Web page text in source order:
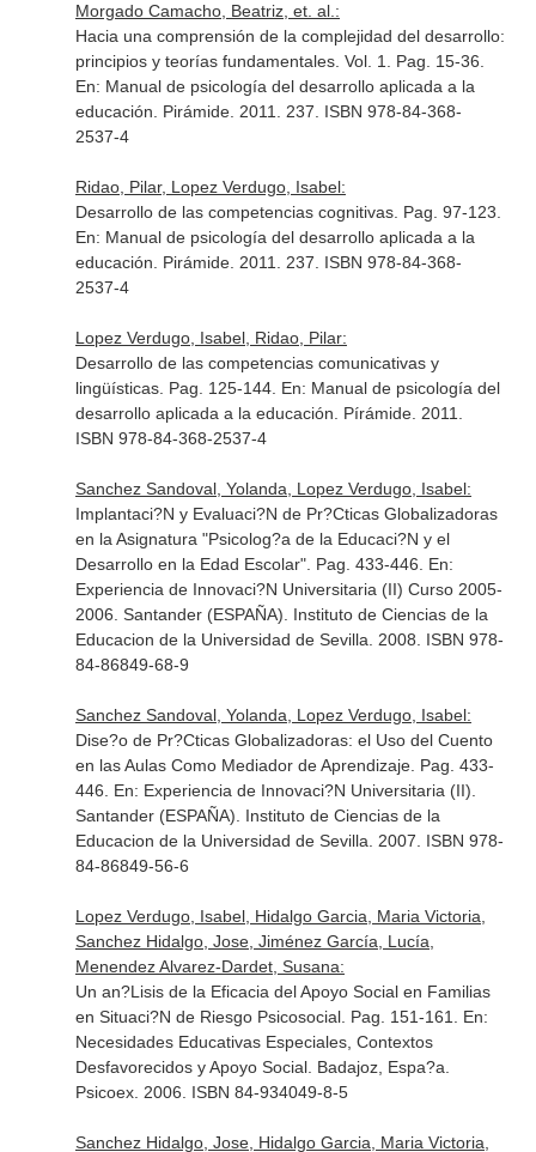
Morgado Camacho, Beatriz, et. al.:
Hacia una comprensión de la complejidad del desarrollo:
principios y teorías fundamentales. Vol. 1. Pag. 15-36.
En: Manual de psicología del desarrollo aplicada a la
educación . Pirámide. 2011. 237. ISBN 978-84-368-
2537-4
Ridao, Pilar, Lopez Verdugo, Isabel:
Desarrollo de las competencias cognitivas. Pag. 97-123.
En: Manual de psicología del desarrollo aplicada a la
educación . Pirámide. 2011. 237. ISBN 978-84-368-
2537-4
Lopez Verdugo, Isabel, Ridao, Pilar:
Desarrollo de las competencias comunicativas y
lingüísticas. Pag. 125-144. En: Manual de psicología del
desarrollo aplicada a la educación . Pírámide. 2011.
ISBN 978-84-368-2537-4
Sanchez Sandoval, Yolanda, Lopez Verdugo, Isabel:
Implantaci?N y Evaluaci?N de Pr?Cticas Globalizadoras
en la Asignatura "Psicolog?a de la Educaci?N y el
Desarrollo en la Edad Escolar". Pag. 433-446. En:
Experiencia de Innovaci?N Universitaria (II) Curso 2005-
2006 . Santander (ESPAÑA). Instituto de Ciencias de la
Educacion de la Universidad de Sevilla. 2008. ISBN 978-
84-86849-68-9
Sanchez Sandoval, Yolanda, Lopez Verdugo, Isabel:
Dise?o de Pr?Cticas Globalizadoras: el Uso del Cuento
en las Aulas Como Mediador de Aprendizaje. Pag. 433-
446. En: Experiencia de Innovaci?N Universitaria (II)
Santander (ESPAÑA). Instituto de Ciencias de la
Educacion de la Universidad de Sevilla. 2007. ISBN 978-
84-86849-56-6
Lopez Verdugo, Isabel, Hidalgo Garcia, Maria Victoria,
Sanchez Hidalgo, Jose, Jiménez García, Lucía,
Menendez Alvarez-Dardet, Susana:
Un an?Lisis de la Eficacia del Apoyo Social en Familias
en Situaci?N de Riesgo Psicosocial. Pag. 151-161. En:
Necesidades Educativas Especiales, Contextos
Desfavorecidos y Apoyo Social. Badajoz, Espa?a.
Psicoex. 2006. ISBN 84-934049-8-5
Sanchez Hidalgo, Jose, Hidalgo Garcia, Maria Victoria,